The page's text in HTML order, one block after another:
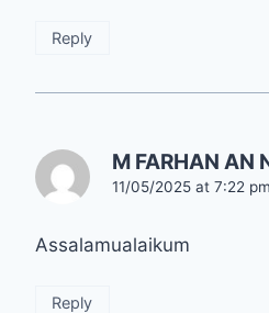
Reply
M FARHAN AN
11/05/2025 at 7:22 pm
Assalamualaikum
Reply